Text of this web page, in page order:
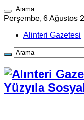
Perşembe, 6 Ağustos
Alinteri Gazetesi
Yüzyıla